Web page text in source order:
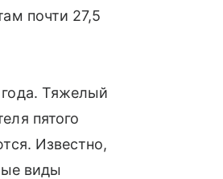
почти 27,5
Тяжелый
пятого
Известно,
виды